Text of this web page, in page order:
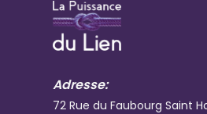
Adresse:
72 Rue du Faubourg Saint